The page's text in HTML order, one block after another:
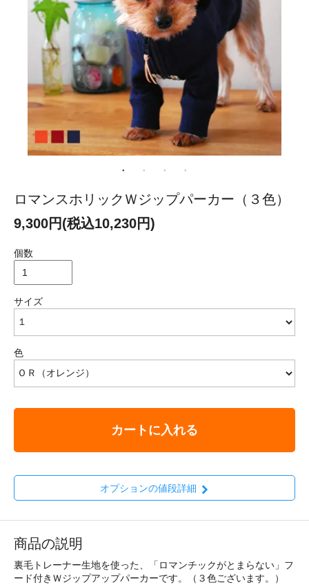
ロマンスホリックＷジップパーカー（３色）
9,300円(税込10,230円)
個数
サイズ
色
カートに入れる
オプションの値段詳細
商品の説明
裏毛トレーナー生地を使った、「ロマンチックがとまらない」フ
ード付きＷジップアップパーカーです。（３色ございます。）